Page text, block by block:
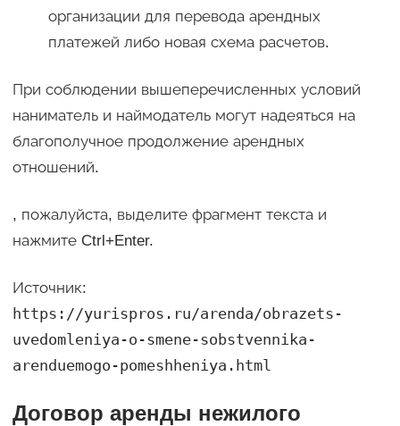
организации для перевода арендных
платежей либо новая схема расчетов.
При соблюдении вышеперечисленных условий
наниматель и наймодатель могут надеяться на
благополучное продолжение арендных
отношений.
, пожалуйста, выделите фрагмент текста и
нажмите Ctrl+Enter.
Источник:
https://yurispros.ru/arenda/obrazets-
uvedomleniya-o-smene-sobstvennika-
arenduemogo-pomeshheniya.html
Договор аренды нежилого